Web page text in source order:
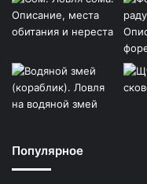
Популярное